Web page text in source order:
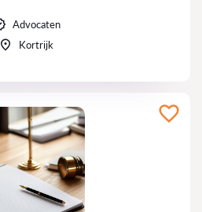
Advocaten
Kortrijk